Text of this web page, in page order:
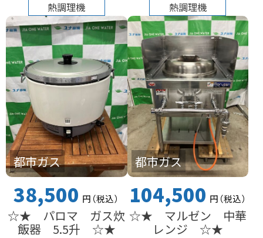
熱調理機 熱調理機
都市ガス
38,500 円（税込）
☆★ パロマ ガス炊
飯器 5.5升 ☆★
都市ガス
104,500 円（税込）
☆★ マルゼン 中華
レンジ ☆★